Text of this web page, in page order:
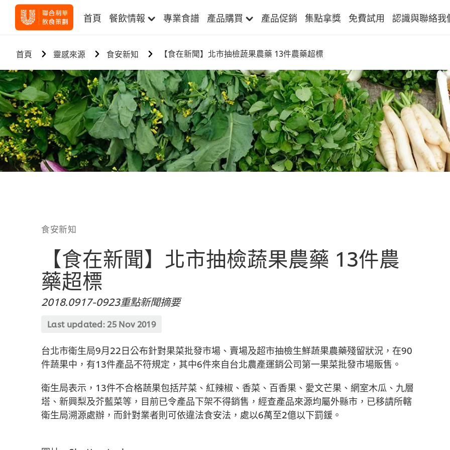
首頁 餐飲情報 專業食譜 產品購買 產品促銷 集點拿獎 免費試用 認識與聯絡我
首頁 靈感來源 食安新知 【食在新聞】北市抽檢蔬果農藥 13件農藥超標
食安新知
【食在新聞】北市抽檢蔬果農藥 13件農
藥超標
2018.0917-0923重點新聞摘要
Last updated: 25 Nov 2019
台北市衛生局9月22日公布針對果菜批發市場、賣場及超市抽檢生鮮蔬果農藥殘留狀況，在90
件蔬果中，有13件產品不符規定，其中6件來自台北農產運銷公司第一果菜批發市場販售。
衛生局表示，13件不合格蔬果包括芹菜、紅辣椒、香菜、百香果、愛文芒果、網室木瓜、九層
塔、新興梨及芥藍菜等，目前已令產品下架不得銷售，經查產品來源均屬外縣市，已移請所轄
衛生局溯源處辦，而針對業者則可依違法食安法，處以6萬至2億以下罰鍰。